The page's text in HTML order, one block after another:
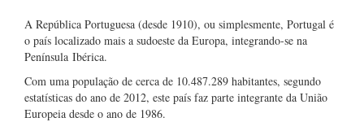
A República Portuguesa (desde 1910), ou simplesmente, Portugal é
o país localizado mais a sudoeste da Europa, integrando-se na
Península Ibérica.
Com uma população de cerca de 10.487.289 habitantes, segundo
estatísticas do ano de 2012, este país faz parte integrante da União
Europeia desde o ano de 1986.